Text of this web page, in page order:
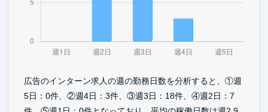
広告のインターン求人の週の勤務日数を分析すると、①週
5日：0件、②週4日：3件、③週3日：18件、④週2日：7